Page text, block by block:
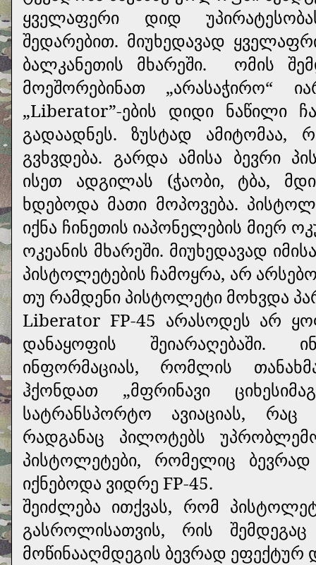
ყველაფერი დიდ
შედარებით. მიუხედავად
ბალკანეთის მხარეში.
ომის
მოეშორებინათ „არასაჭირო“
„Liberator”-ების დიდი ნაწილი
გადაადნეს. ზუსტად ამიტომაა,
გვხვდება. გარდა ამისა ბევრი
ისეთ ადგილას (ჭაობი, ტბა,
ხდებოდა მათი მოპოვება.
იქნა ჩინეთის იაპონელების მიერ
ოკეანის მხარეში. მიუხედავად
პისტოლეტების ჩამოყრა, არ
თუ რამდენი პისტოლეტი მოხვდა
Liberator FP-45 არასოდეს არ
დანაყოფის შეიარაღებაში.
ინფორმაციას, რომლის
ჰქონდათ „მფრინავი
სატრანსპორტო ავიაციას,
რადგანაც პილოტებს
პისტოლეტები, რომელიც
იქნებოდა ვიდრე FP-45.
შეიძლება ითქვას, რომ
გასროლისათვის, რის
მოწინააღმდეგის ბევრად ეფექტურ